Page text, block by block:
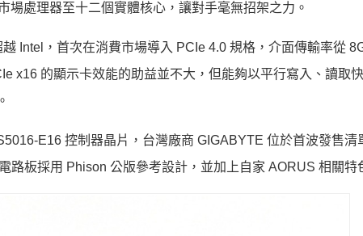
處理器至十二個實體核心，讓對手毫無招架之力。
Intel，首次在消費市場導入 PCIe 4.0 規格，介面傳輸率從
x16 的顯示卡效能的助益並不大，但能夠以平行寫入、讀取
E16 控制器晶片，台灣廠商 GIGABYTE 位於首波發售清
路板採用 Phison 公版參考設計，並加上自家 AORUS 相關特